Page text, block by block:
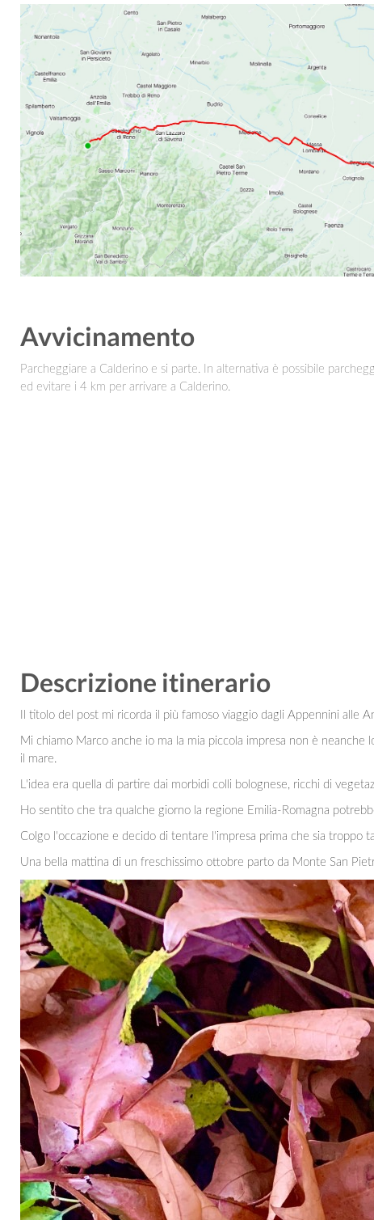
Avvicinamento
Parcheggiare a Calderino e si parte. In alternativa è possibile
ed evitare i 4 km per arrivare a Calderino.
Descrizione itinerario
Il titolo del post mi ricorda il più famoso viaggio dagli Appennini alle
Mi chiamo Marco anche io ma la mia piccola impresa non è
il mare.
L'idea era quella di partire dai morbidi colli bolognese, ricchi di
Ho sentito che tra qualche giorno la regione Emilia-Romagna
Colgo l'occazione e decido di tentare l'impresa prima che sia troppo
Una bella mattina di un freschissimo ottobre parto da Monte San